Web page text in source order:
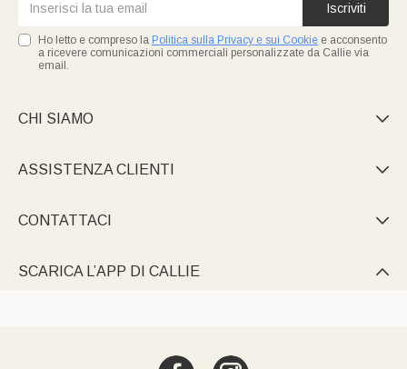
Iscriviti
Ho letto e compreso la Politica sulla Privacy e sui Cookie e acconsento
a ricevere comunicazioni commerciali personalizzate da Callie via
email.
CHI SIAMO 
ASSISTENZA CLIENTI 
CONTATTACI 
SCARICA L’APP DI CALLIE 